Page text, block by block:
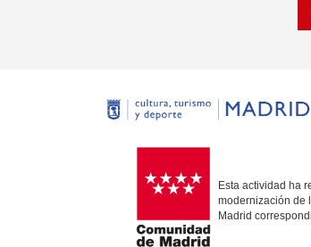
Esta actividad ha
modernización de
Madrid